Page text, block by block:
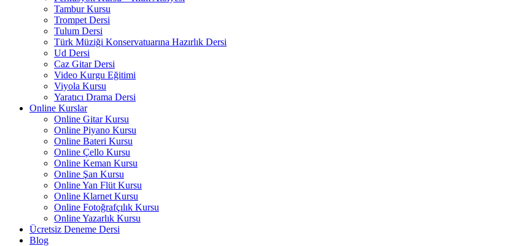
Tambur Kursu
Trompet Dersi
Tulum Dersi
Türk Müziği Konservatuarına Hazırlık Dersi
Ud Dersi
Caz Gitar Dersi
Video Kurgu Eğitimi
Viyola Kursu
Yaratıcı Drama Dersi
Online Kurslar
Online Gitar Kursu
Online Piyano Kursu
Online Bateri Kursu
Online Çello Kursu
Online Keman Kursu
Online Şan Kursu
Online Yan Flüt Kursu
Online Klarnet Kursu
Online Fotoğrafçılık Kursu
Online Yazarlık Kursu
Ücretsiz Deneme Dersi
Blog